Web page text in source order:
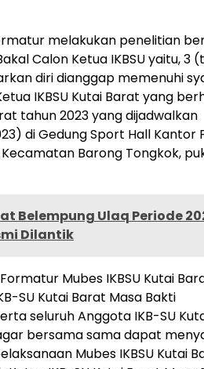
melakukan penelitian
Calon Ketua IKBSU yaitu, 3
diri dianggap memenuhi
IKBSU Kutai Barat yang
tahun 2023 yang dijadwalkan
di Gedung Sport Hall Kantor
Barong Tongkok,
Belempung Ulaq Periode
Dilantik
Mubes IKBSU Kutai
SU Kutai Barat Masa Bakti
seluruh Anggota IKB-SU
bersama sama dapat
Mubes IKBSU Kutai